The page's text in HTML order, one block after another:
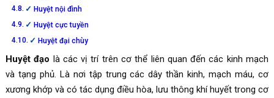
Huyệt nội đình
Huyệt cực tuyền
Huyệt đại chùy
Huyệt đạo là các vị trí trên cơ thể liên quan đến các kinh mạch
và tạng phủ. Là nơi tập trung các dây thần kinh, mạch máu, cơ
xương khớp và có tác dụng điều hòa, lưu thông khí huyết trong cơ